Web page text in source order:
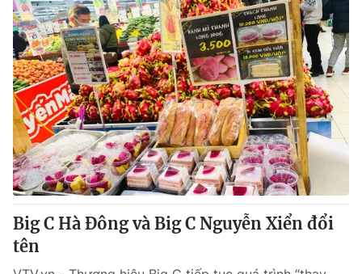
Big C Hà Đông và Big C Nguyễn Xiển đổi
tên